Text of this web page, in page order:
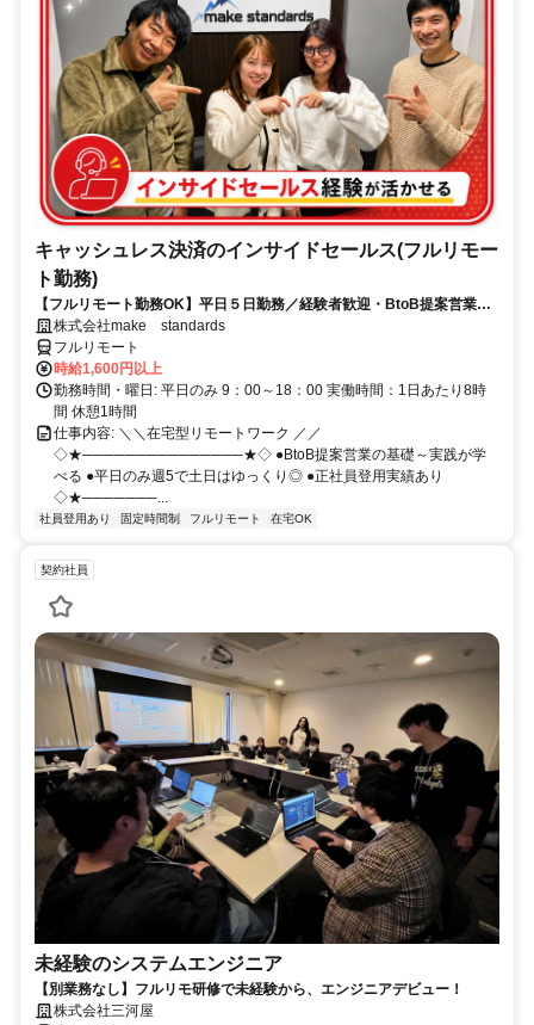
キャッシュレス決済のインサイドセールス(フルリモー
ト勤務)
【フルリモート勤務OK】平日５日勤務／経験者歓迎・BtoB提案営業で
スキルアップ
株式会社make standards
フルリモート
時給1,600円以上
勤務時間・曜日: 平日のみ 9：00～18：00 実働時間：1日あたり8時
間 休憩1時間
仕事内容: ＼＼在宅型リモートワーク ／／
◇★───────────────★◇ ●BtoB提案営業の基礎～実践が学
べる ●平日のみ週5で土日はゆっくり◎ ●正社員登用実績あり
◇★───────...
社員登用あり 固定時間制 フルリモート 在宅OK
契約社員
未経験のシステムエンジニア
【別業務なし】フルリモ研修で未経験から、エンジニアデビュー！
株式会社三河屋